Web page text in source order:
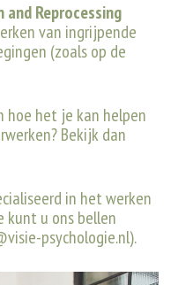
Reprocessing
van ingrijpende
(zoals op de
hoe het je kan helpen
Bekijk dan
in het werken
kunt u ons bellen
psychologie.nl).